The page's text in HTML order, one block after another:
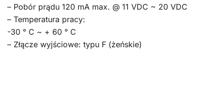
– Pobór prądu 120 mA max. @ 11 VDC ~ 20 VDC
– Temperatura pracy:
-30 ° C ~ + 60 ° C
– Złącze wyjściowe: typu F (żeńskie)